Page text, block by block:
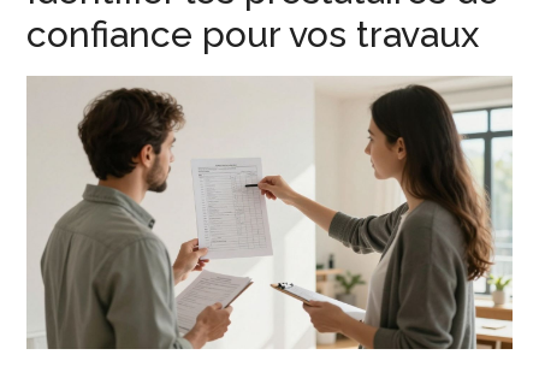
confiance pour vos travaux